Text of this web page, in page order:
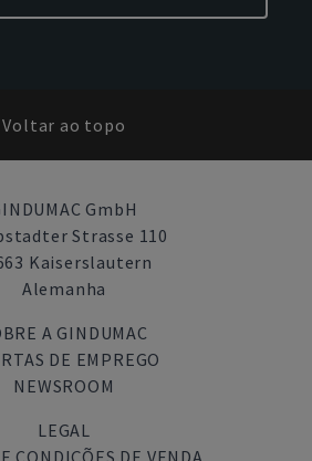
Voltar ao topo
GmbH
Strasse 110
Kaiserslautern
Alemanha
A GINDUMAC
DE EMPREGO
NEWSROOM
LEGAL
CONDIÇÕES DE VENDA